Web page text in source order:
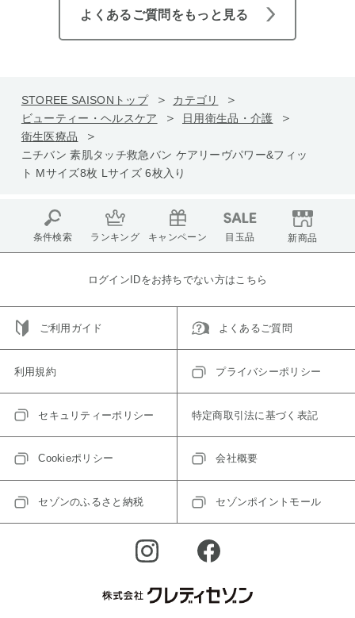
よくあるご質問をもっと見る
STOREE SAISONトップ
カテゴリ
ビューティー・ヘルスケア
日用衛生品・介護
衛生医療品
ニチバン 素肌タッチ救急バン ケアリーヴパワー&フィッ
ト Mサイズ8枚 Lサイズ 6枚入り
条件検索 ランキング キャンペーン 目玉品 新商品
ログインIDをお持ちでない方はこちら
ご利用ガイド よくあるご質問
利用規約 プライバシーポリシー
セキュリティーポリシー 特定商取引法に基づく表記
Cookieポリシー 会社概要
セゾンのふるさと納税 セゾンポイントモール